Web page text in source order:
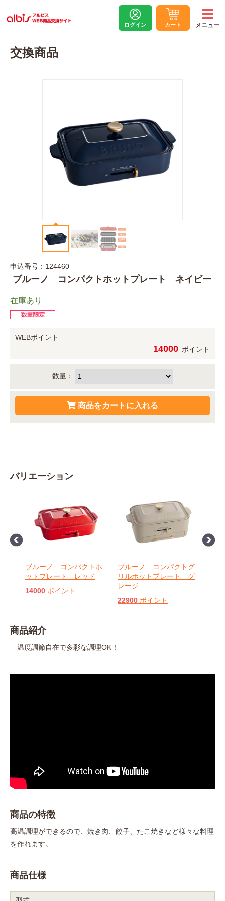
ログイン カート
交換商品
申込番号：124460
ブルーノ コンパクトホットプレート ネイビー
在庫あり
WEBポイント
14000 ポイント
数量：
バリエーション
ブルーノ コンパクトホ
ットプレート レッド
14000 ポイント
ブルーノ コンパクトグ
リルホットプレート グ
レージ
22900 ポイント
商品紹介
温度調節自在で多彩な調理OK！
商品の特徴
高温調理ができるので、焼き肉、餃子、たこ焼きなど様々な料理
を作れます。
商品仕様